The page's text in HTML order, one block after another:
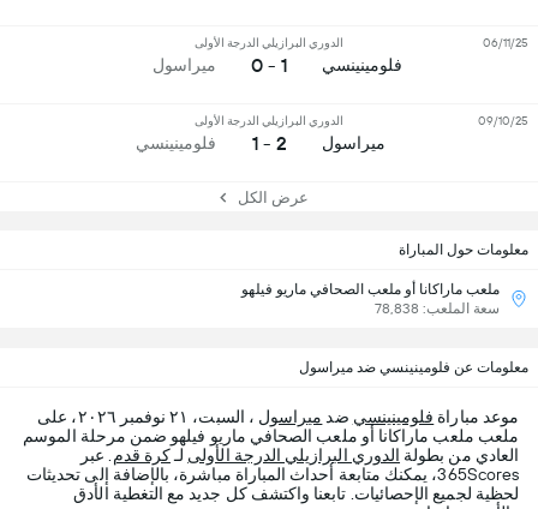
معلومات حول المباراة
ملعب ماراكانا أو ملعب الصحافي ماريو فيلهو
سعة الملعب: 78,838
فلومينينسي
الدوري البرازيلي الدرجة الأولى
1 - 0 ميراسول
06/11/25
ميراسول
الدوري البرازيلي الدرجة الأولى
2 - 1 فلومينينسي
09/10/25
عرض الكل
معلومات عن فلومينينسي ضد ميراسول
موعد مباراة فلومينينسي ضد ميراسول
، السبت، ٢١ نوفمبر ٢٠٢٦، على
ملعب ملعب ماراكانا أو ملعب الصحافي ماريو فيلهو ضمن مرحلة الموسم
العادي من بطولة الدوري البرازيلي الدرجة الأولى لـكرة قدم . عبر
365Scores، يمكنك متابعة أحداث المباراة مباشرة، بالإضافة إلى تحديثات
لحظية لجميع الإحصائيات. تابعنا واكتشف كل جديد مع التغطية الأدق